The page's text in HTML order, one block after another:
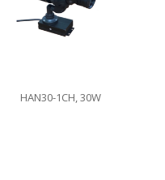
HAN30-1CH, 30W